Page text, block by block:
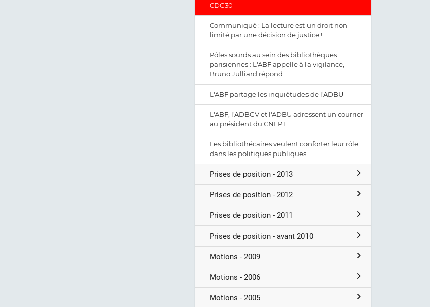
CDG30
Communiqué : La lecture est un droit non
limité par une décision de justice !
Pôles sourds au sein des bibliothèques
parisiennes : L'ABF appelle à la vigilance,
Bruno Julliard répond...
L'ABF partage les inquiétudes de l'ADBU
L'ABF, l'ADBGV et l'ADBU adressent un courrier
au président du CNFPT
Les bibliothécaires veulent conforter leur rôle
dans les politiques publiques
Prises de position - 2013
Prises de position - 2012
Prises de position - 2011
Prises de position - avant 2010
Motions - 2009
Motions - 2006
Motions - 2005